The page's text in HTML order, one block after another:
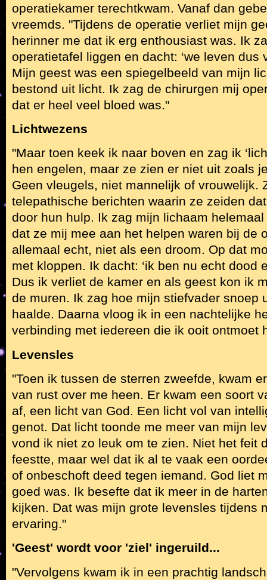
operatiekamer terechtkwam. Vanaf dan
vreemds. "Tijdens de operatie verliet mijn
herinner me dat ik erg enthousiast was. Ik
operatietafel liggen en dacht: ‘we leven dus
Mijn geest was een spiegelbeeld van mijn
bestond uit licht. Ik zag de chirurgen mij
dat er heel veel bloed was."
Lichtwezens
"Maar toen keek ik naar boven en zag ik
hen engelen, maar ze zien er niet uit zoals
Geen vleugels, niet mannelijk of vrouwelijk.
telepathische berichten waarin ze zeiden
door hun hulp. Ik zag mijn lichaam
dat ze mij mee aan het helpen waren bij de
allemaal echt, niet als een droom. Op dat
met kloppen. Ik dacht: ‘ik ben nu echt dood
Dus ik verliet de kamer en als geest kon ik
de muren. Ik zag hoe mijn stiefvader snoep
haalde. Daarna vloog ik in een nachtelijke
verbinding met iedereen die ik ooit ontmoet
Levensles
"Toen ik tussen de sterren zweefde, kwam
van rust over me heen. Er kwam een soort
af, een licht van God. Een licht vol van
genot. Dat licht toonde me meer van mijn
vond ik niet zo leuk om te zien. Niet het feit
feestte, maar wel dat ik al te vaak een
of onbeschoft deed tegen iemand. God liet
goed was. Ik besefte dat ik meer in de
kijken. Dat was mijn grote levensles tijdens
ervaring."
'Geest' wordt voor 'ziel' ingeruild...
"Vervolgens kwam ik in een prachtig